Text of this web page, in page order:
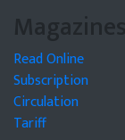
Magazines
Read Online
Subscription
Circulation
Tariff